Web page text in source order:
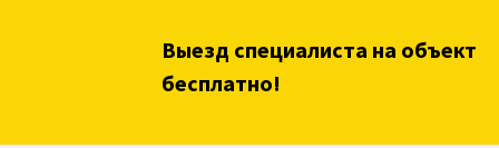
Выезд специалиста на объект
бесплатно!